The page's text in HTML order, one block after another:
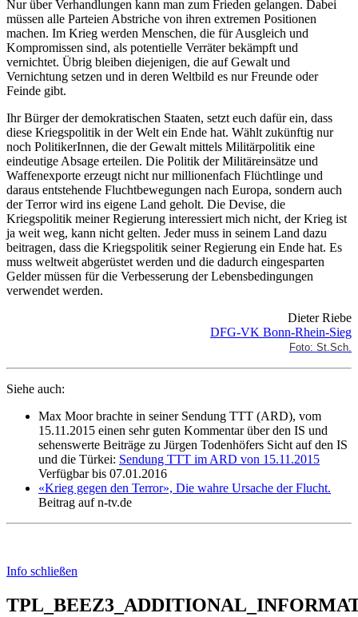
Nur über Verhandlungen kann man zum Frieden gelangen. Dabei
müssen alle Parteien Abstriche von ihren extremen Positionen
machen. Im Krieg werden Menschen, die für Ausgleich und
Kompromissen sind, als potentielle Verräter bekämpft und
vernichtet. Übrig bleiben diejenigen, die auf Gewalt und
Vernichtung setzen und in deren Weltbild es nur Freunde oder
Feinde gibt.
Ihr Bürger der demokratischen Staaten, setzt euch dafür ein, dass
diese Kriegspolitik in der Welt ein Ende hat. Wählt zukünftig nur
noch PolitikerInnen, die der Gewalt mittels Militärpolitik eine
eindeutige Absage erteilen. Die Politik der Militäreinsätze und
Waffenexporte erzeugt nicht nur millionenfach Flüchtlinge und
daraus entstehende Fluchtbewegungen nach Europa, sondern auch
der Terror wird ins eigene Land geholt. Die Devise, die
Kriegspolitik meiner Regierung interessiert mich nicht, der Krieg ist
ja weit weg, kann nicht gelten. Jeder muss in seinem Land dazu
beitragen, dass die Kriegspolitik seiner Regierung ein Ende hat. Es
muss weltweit abgerüstet werden und die dadurch eingesparten
Gelder müssen für die Verbesserung der Lebensbedingungen
verwendet werden.
Dieter Riebe
DFG-VK Bonn-Rhein-Sieg
Foto: St.Sch.
Siehe auch:
Max Moor brachte in seiner Sendung TTT (ARD), vom
15.11.2015 einen sehr guten Kommentar über den IS und
sehenswerte Beiträge zu Jürgen Todenhöfers Sicht auf den IS
und die Türkei: Sendung TTT im ARD von 15.11.2015
Verfügbar bis 07.01.2016
«Krieg gegen den Terror», Die wahre Ursache der Flucht.
Beitrag auf n-tv.de
Info schließen